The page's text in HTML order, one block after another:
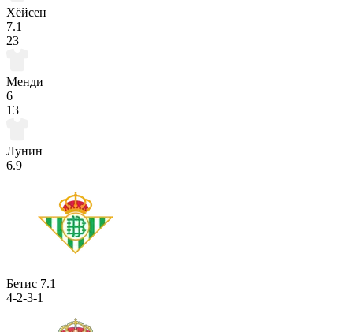
Хёйсен
7.1
23
Менди
6
13
Лунин
6.9
Бетис 7.1
4-2-3-1